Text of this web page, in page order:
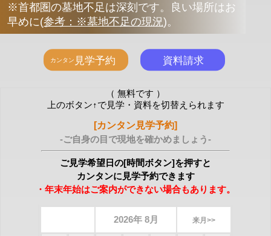
※首都圏の墓地不足は深刻です。良い場所はお
早めに(参考：※墓地不足の現況)。
（ 無料です ）
上のボタン↑で見学・資料を切替えられます
[カンタン見学予約]
-ご自身の目で現地を確かめましょう-
ご見学希望日の[時間ボタン]を押すと
カンタンに見学予約できます
・年末年始はご案内ができない場合もあります。
2026年 8月 来月>>